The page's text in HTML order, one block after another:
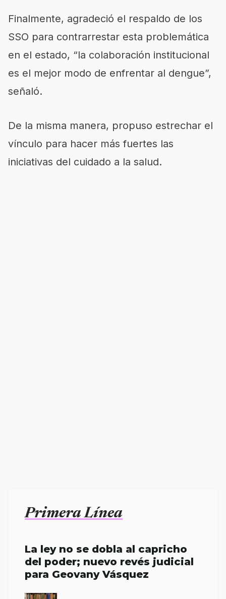
Finalmente, agradeció el respaldo de los
SSO para contrarrestar esta problemática
en el estado, “la colaboración institucional
es el mejor modo de enfrentar al dengue”,
señaló.
De la misma manera, propuso estrechar el
vínculo para hacer más fuertes las
iniciativas del cuidado a la salud.
Primera Línea
La ley no se dobla al capricho
del poder; nuevo revés judicial
para Geovany Vásquez